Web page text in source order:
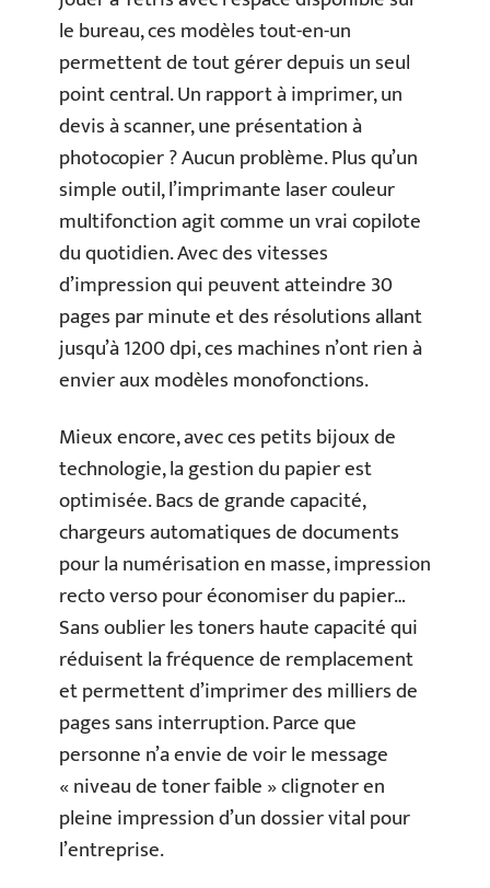
le bureau, ces modèles tout-en-un
permettent de tout gérer depuis un seul
point central. Un rapport à imprimer, un
devis à scanner, une présentation à
photocopier ? Aucun problème. Plus qu’un
simple outil, l’imprimante laser couleur
multifonction agit comme un vrai copilote
du quotidien. Avec des vitesses
d’impression qui peuvent atteindre 30
pages par minute et des résolutions allant
jusqu’à 1200 dpi, ces machines n’ont rien à
envier aux modèles monofonctions.
Mieux encore, avec ces petits bijoux de
technologie, la gestion du papier est
optimisée. Bacs de grande capacité,
chargeurs automatiques de documents
pour la numérisation en masse, impression
recto verso pour économiser du papier…
Sans oublier les toners haute capacité qui
réduisent la fréquence de remplacement
et permettent d’imprimer des milliers de
pages sans interruption. Parce que
personne n’a envie de voir le message
« niveau de toner faible » clignoter en
pleine impression d’un dossier vital pour
l’entreprise.